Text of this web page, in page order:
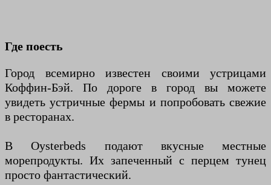
Где поесть
Город всемирно известен своими устрицами
Коффин-Бэй. По дороге в город вы можете
увидеть устричные фермы и попробовать свежие
в ресторанах.
В Oysterbeds подают вкусные местные
морепродукты. Их запеченный с перцем тунец
просто фантастический.